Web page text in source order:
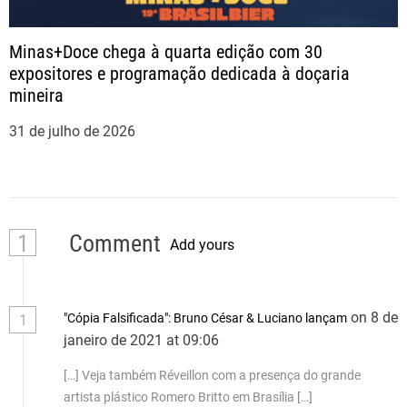
Minas+Doce chega à quarta edição com 30
expositores e programação dedicada à doçaria
mineira
31 de julho de 2026
1 Comment Add yours
1 "Cópia Falsificada": Bruno César & Luciano lançam on 8 de
janeiro de 2021 at 09:06
[…] Veja também Réveillon com a presença do grande
artista plástico Romero Britto em Brasília […]